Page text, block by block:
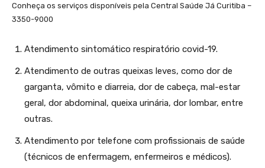
Conheça os serviços disponíveis pela Central Saúde Já Curitiba –
3350-9000
Atendimento sintomático respiratório covid-19.
Atendimento de outras queixas leves, como dor de
garganta, vômito e diarreia, dor de cabeça, mal-estar
geral, dor abdominal, queixa urinária, dor lombar, entre
outras.
Atendimento por telefone com profissionais de saúde
(técnicos de enfermagem, enfermeiros e médicos).